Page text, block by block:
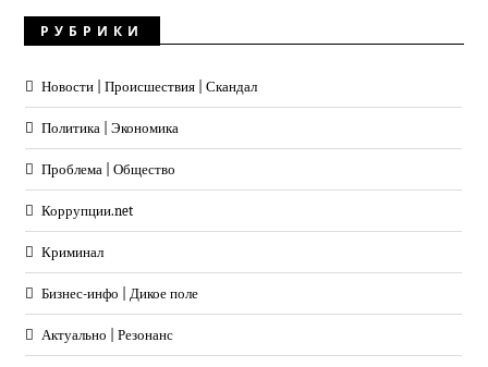
РУБРИКИ
Новости | Происшествия | Скандал
Политика | Экономика
Проблема | Общество
Коррупции.net
Криминал
Бизнес-инфо | Дикое поле
Актуально | Резонанс